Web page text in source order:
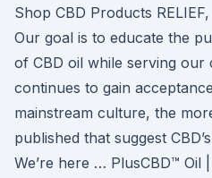
Shop CBD Products
Our goal is to educate the
of CBD oil while serving our
continues to gain
mainstream culture, the
published that suggest
We’re here … PlusCBD™ Oil